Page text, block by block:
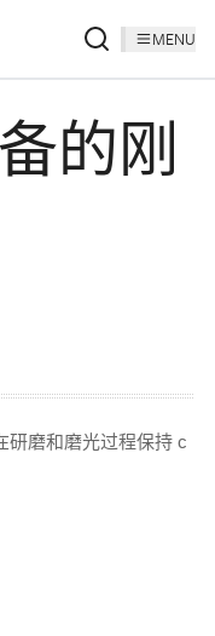
MENU
的刚
研磨和磨光过程保持 c